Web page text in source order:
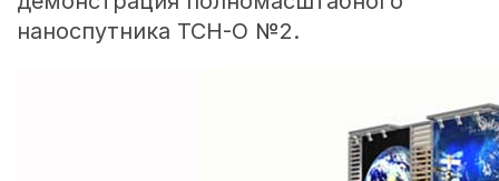
наноспутника ТСН-О №2.